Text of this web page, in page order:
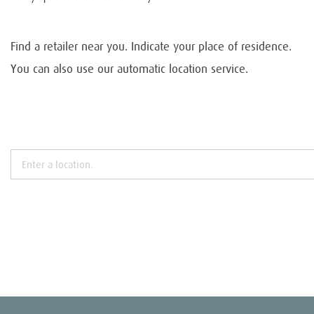
Find a retailer near you. Indicate your place of residence.
You can also use our automatic location service.